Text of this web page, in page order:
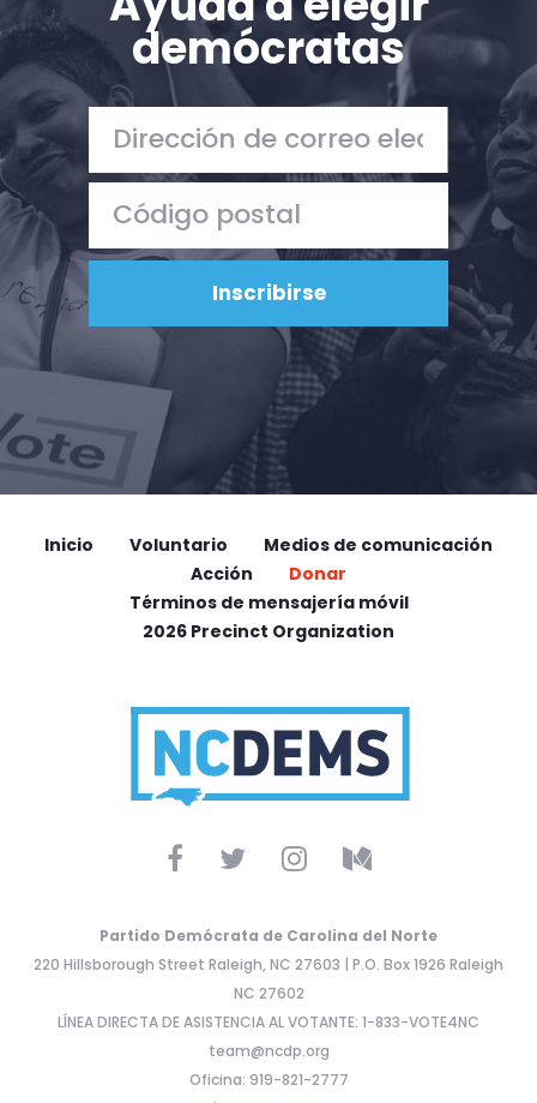
Su fiesta
Acción
Donar
demócratas
Inicio Voluntario
Medios de comunicación
Acción
Donar
Términos de mensajería móvil
2026 Precinct Organization
Partido Demócrata de Carolina del Norte
220 Hillsborough Street Raleigh, NC 27603 | P.O. Box 1926 Raleigh
NC 27602
LÍNEA DIRECTA DE ASISTENCIA AL VOTANTE: 1-833-VOTE4NC
team@ncdp.org
Oficina: 919-821-2777